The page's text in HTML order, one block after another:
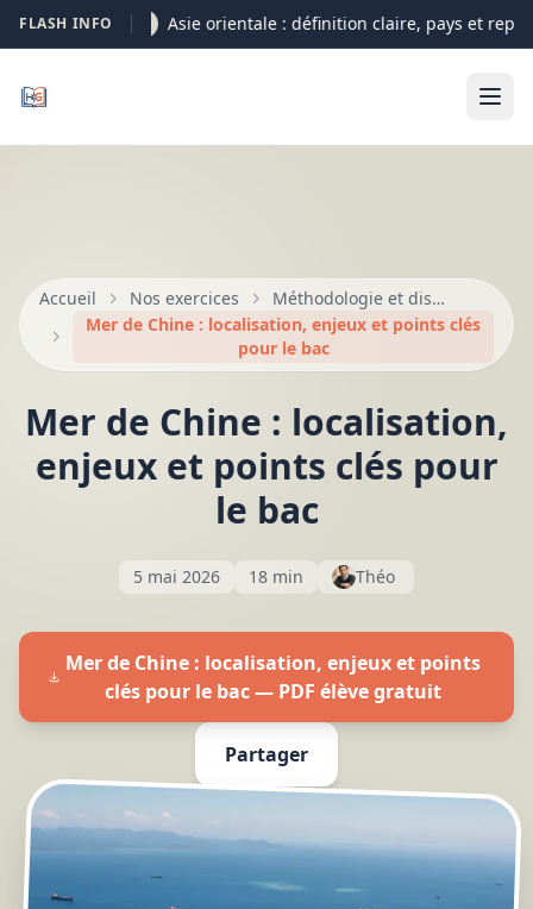
FLASH INFO05-08 Asie orientale : définition claire, pays et
Accueil Nos exercices
Méthodologie et dissertation au bac
Mer de Chine : localisation, enjeux et points clés
pour le bac
Mer de Chine : localisation,
enjeux et points clés pour
le bac
5 mai 2026 18 min Théo
Mer de Chine : localisation, enjeux et points
clés pour le bac — PDF élève gratuit
Partager